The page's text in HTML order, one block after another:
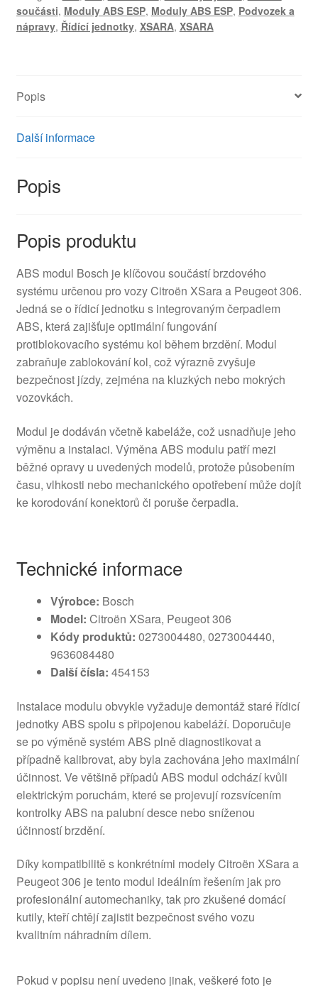
Peugeot
0273004480
součásti, Moduly ABS ESP, Moduly ABS ESP, Podvozek a
nápravy, Řídící jednotky, XSARA, XSARA
Popis
Další informace
Popis
Popis produktu
ABS modul Bosch je klíčovou součástí brzdového
systému určenou pro vozy Citroën XSara a Peugeot 306.
Jedná se o řídicí jednotku s integrovaným čerpadlem
ABS, která zajišťuje optimální fungování
protiblokovacího systému kol během brzdění. Modul
zabraňuje zablokování kol, což výrazně zvyšuje
bezpečnost jízdy, zejména na kluzkých nebo mokrých
vozovkách.
Modul je dodáván včetně kabeláže, což usnadňuje jeho
výměnu a instalaci. Výměna ABS modulu patří mezi
běžné opravy u uvedených modelů, protože působením
času, vlhkosti nebo mechanického opotřebení může dojít
ke korodování konektorů či poruše čerpadla.
Technické informace
Výrobce: Bosch
Model: Citroën XSara, Peugeot 306
Kódy produktů: 0273004480, 0273004440,
9636084480
Další čísla: 454153
Instalace modulu obvykle vyžaduje demontáž staré řídicí
jednotky ABS spolu s připojenou kabeláží. Doporučuje
se po výměně systém ABS plně diagnostikovat a
případně kalibrovat, aby byla zachována jeho maximální
účinnost. Ve většině případů ABS modul odchází kvůli
elektrickým poruchám, které se projevují rozsvícením
kontrolky ABS na palubní desce nebo sníženou
účinností brzdění.
Díky kompatibilitě s konkrétními modely Citroën XSara a
Peugeot 306 je tento modul ideálním řešením jak pro
profesionální automechaniky, tak pro zkušené domácí
kutily, kteří chtějí zajistit bezpečnost svého vozu
kvalitním náhradním dílem.
Pokud v popisu není uvedeno jinak, veškeré foto je